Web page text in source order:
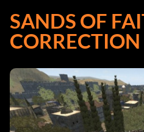
SANDS OF
CORRECTION